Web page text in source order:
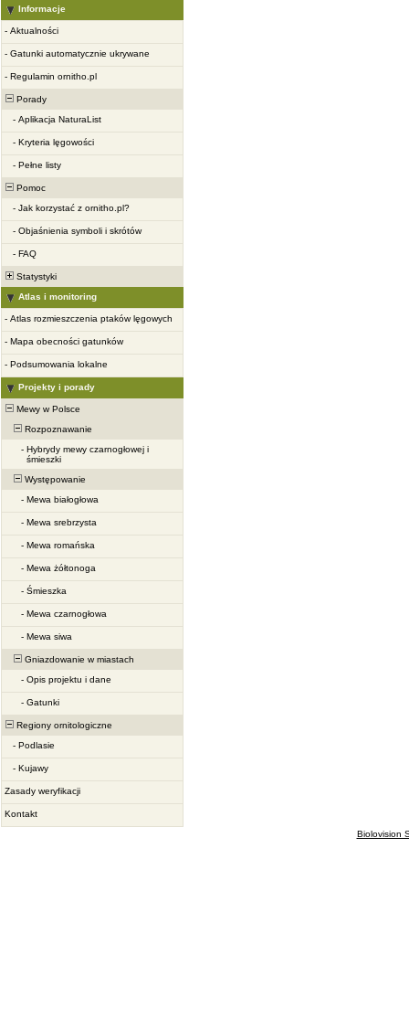
Informacje
- Aktualności
- Gatunki automatycznie ukrywane
- Regulamin ornitho.pl
Porady
- Aplikacja NaturaList
- Kryteria lęgowości
- Pełne listy
Pomoc
- Jak korzystać z ornitho.pl?
- Objaśnienia symboli i skrótów
- FAQ
Statystyki
Atlas i monitoring
- Atlas rozmieszczenia ptaków lęgowych
- Mapa obecności gatunków
- Podsumowania lokalne
Projekty i porady
Mewy w Polsce
Rozpoznawanie
- Hybrydy mewy czarnogłowej i
śmieszki
Występowanie
- Mewa białogłowa
- Mewa srebrzysta
- Mewa romańska
- Mewa żółtonoga
- Śmieszka
- Mewa czarnogłowa
- Mewa siwa
Gniazdowanie w miastach
- Opis projektu i dane
- Gatunki
Regiony ornitologiczne
- Podlasie
- Kujawy
Zasady weryfikacji
Kontakt
Biolovision